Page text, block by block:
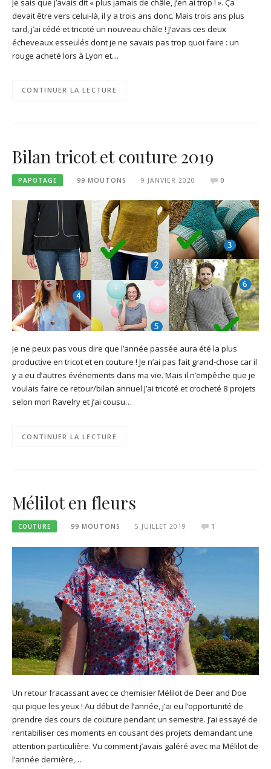
Je sais que j’avais dit « plus jamais de châle, j’en ai trop ! ». Ça
devait être vers celui-là, il y a trois ans donc. Mais trois ans plus
tard, j’ai cédé et tricoté un nouveau châle ! J’avais ces deux
écheveaux esseulés dont je ne savais pas trop quoi faire : un
rouge acheté lors à Lyon et…
CONTINUER LA LECTURE
Bilan tricot et couture 2019
PAPOTAGE 99 MOUTONS 9 JANVIER 2020 0
Je ne peux pas vous dire que l’année passée aura été la plus
productive en tricot et en couture ! Je n’ai pas fait grand-chose car il
y a eu d’autres événements dans ma vie. Mais il n’empêche que je
voulais faire ce retour/bilan annuel.J’ai tricoté et crocheté 8 projets
selon mon Ravelry et j’ai cousu…
CONTINUER LA LECTURE
Mélilot en fleurs
COUTURE 99 MOUTONS 5 JUILLET 2019 1
Un retour fracassant avec ce chemisier Mélilot de Deer and Doe
qui pique les yeux ! Au début de l’année, j’ai eu l’opportunité de
prendre des cours de couture pendant un semestre. J’ai essayé de
rentabiliser ces moments en cousant des projets demandant une
attention particulière. Vu comment j’avais galéré avec ma Mélilot de
l’année dernière,…